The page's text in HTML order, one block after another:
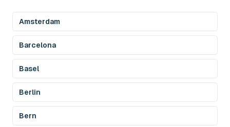
Amsterdam
Barcelona
Basel
Berlin
Bern